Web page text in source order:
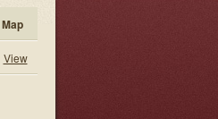
Map
View